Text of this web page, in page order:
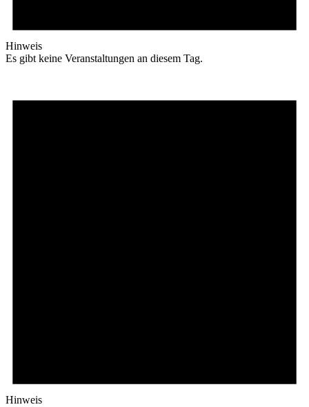
Hinweis
Es gibt keine Veranstaltungen an diesem Tag.
Hinweis